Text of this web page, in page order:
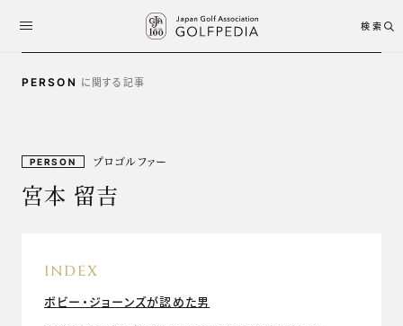
検索
PERSON に関する記事
PERSON プロゴルファー
宮本 留吉
INDEX
ボビー・ジョーンズが認めた男